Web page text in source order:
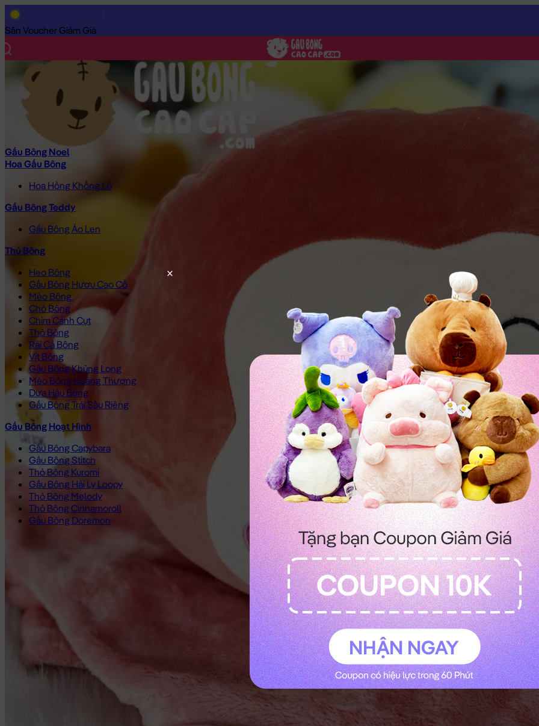
Săn Voucher Giảm Giá
Gấu Bông Noel
Hoa Gấu Bông
Hoa Hồng Khổng Lồ
Gấu Bông Teddy
Gấu Bông Áo Len
Thú Bông
Heo Bông
Gấu Bông Hươu Cao Cổ
Mèo Bông
Chó Bông
Chim Cánh Cụt
Thỏ Bông
Rái Cá Bông
Vịt Bông
Gấu Bông Khủng Long
Mèo Bông Hoàng Thượng
Dưa Hấu Bông
Gấu Bông Trái Sầu Riêng
Gấu Bông Hoạt Hình
Gấu Bông Capybara
Gấu Bông Stitch
Thỏ Bông Kuromi
Gấu Bông Hải Ly Loopy
Thỏ Bông Melody
Thỏ Bông Cinnamoroll
Gấu Bông Doremon
Trang Chủ